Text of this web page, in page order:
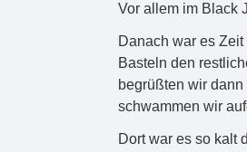
Vor allem im Black
Danach war es
Basteln den
begrüßten wir
schwammen wir
Dort war es so kalt